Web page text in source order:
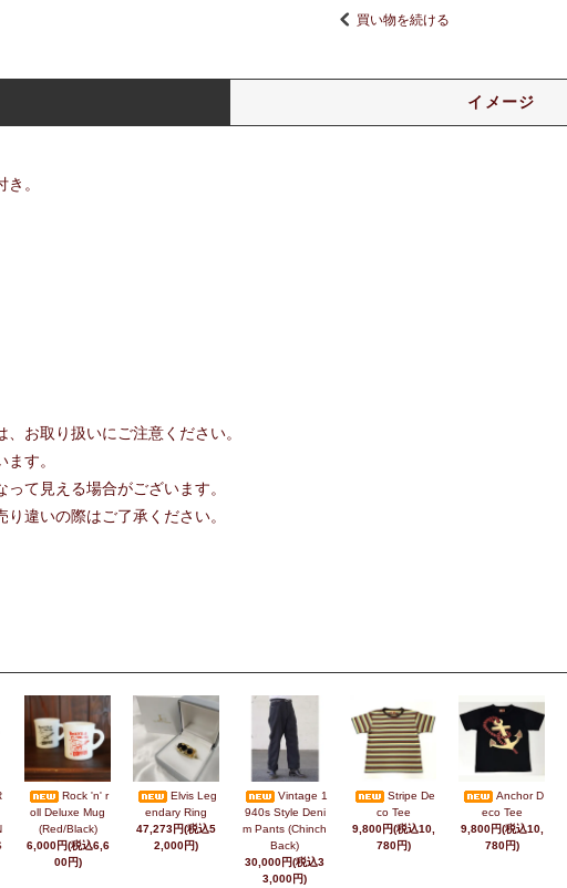
買い物を続ける
イメージ
。
お取り扱いにご注意ください。
す。
て見える場合がございます。
違いの際はご了承ください。
Rock 'n' r
oll Deluxe Mug
(Red/Black)
6,000円(税込6,6
00円)
Elvis Leg
endary Ring
47,273円(税込5
2,000円)
Vintage 1
940s Style Deni
m Pants (Chinch
Back)
30,000円(税込3
3,000円)
Stripe De
co Tee
9,800円(税込10,
780円)
Anchor D
eco Tee
9,800円(税込10,
780円)